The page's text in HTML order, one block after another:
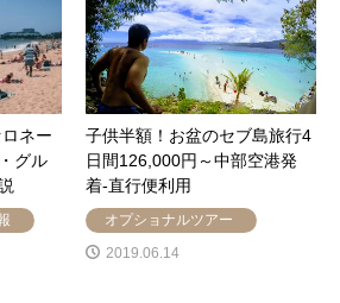
ネー
グル
子供半額！お盆のセブ島旅行4
日間126,000円～中部空港発
着-直行便利用
オプショナルツアー
2019.06.14